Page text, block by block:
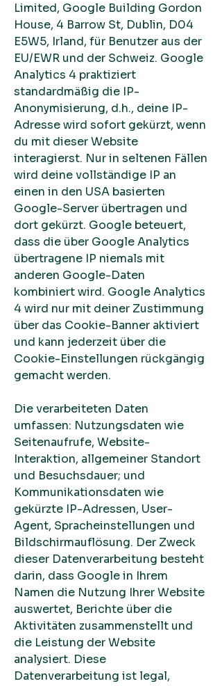
Limited, Google Building Gordon
House, 4 Barrow St, Dublin, D04
E5W5, Irland, für Benutzer aus der
EU/EWR und der Schweiz. Google
Analytics 4 praktiziert
standardmäßig die IP-
Anonymisierung, d.h., deine IP-
Adresse wird sofort gekürzt, wenn
du mit dieser Website
interagierst. Nur in seltenen Fällen
wird deine vollständige IP an
einen in den USA basierten
Google-Server übertragen und
dort gekürzt. Google beteuert,
dass die über Google Analytics
übertragene IP niemals mit
anderen Google-Daten
kombiniert wird. Google Analytics
4 wird nur mit deiner Zustimmung
über das Cookie-Banner aktiviert
und kann jederzeit über die
Cookie-Einstellungen rückgängig
gemacht werden.
Die verarbeiteten Daten
umfassen: Nutzungsdaten wie
Seitenaufrufe, Website-
Interaktion, allgemeiner Standort
und Besuchsdauer; und
Kommunikationsdaten wie
gekürzte IP-Adressen, User-
Agent, Spracheinstellungen und
Bildschirmauflösung. Der Zweck
dieser Datenverarbeitung besteht
darin, dass Google in Ihrem
Namen die Nutzung Ihrer Website
auswertet, Berichte über die
Aktivitäten zusammenstellt und
die Leistung der Website
analysiert. Diese
Datenverarbeitung ist legal,